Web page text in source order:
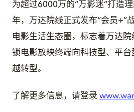
为超过6000万的“万影迷”打造
年，万达院线正式发布“会员+”
电影生活生态圈，标志着万达
锁电影放映终端向科技型、平
越转型。
了解更多信息，请登录